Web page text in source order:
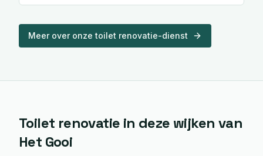
Meer over onzetoilet renovatie-dienst
Toilet renovatie in deze wijken van
Het Gooi